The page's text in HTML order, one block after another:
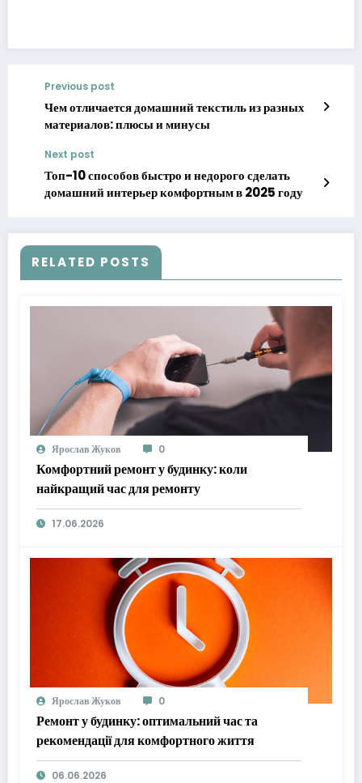
Previous post
Чем отличается домашний текстиль из разных
материалов: плюсы и минусы
Next post
Топ-10 способов быстро и недорого сделать
домашний интерьер комфортным в 2025 году
RELATED POSTS
Ярослав Жуков 0
Комфортний ремонт у будинку: коли
найкращий час для ремонту
17.06.2026
Ярослав Жуков 0
Ремонт у будинку: оптимальний час та
рекомендації для комфортного життя
06.06.2026